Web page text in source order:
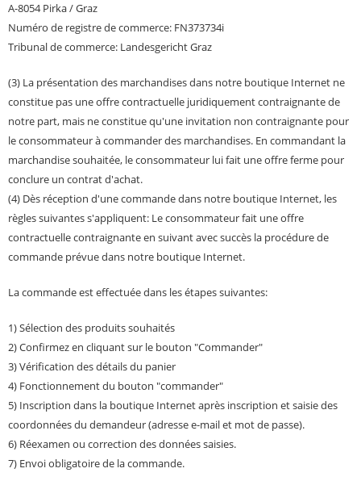
A-8054 Pirka / Graz
Numéro de registre de commerce: FN373734i
Tribunal de commerce: Landesgericht Graz
(3) La présentation des marchandises dans notre boutique Internet ne
constitue pas une offre contractuelle juridiquement contraignante de
notre part, mais ne constitue qu'une invitation non contraignante pour
le consommateur à commander des marchandises. En commandant la
marchandise souhaitée, le consommateur lui fait une offre ferme pour
conclure un contrat d'achat.
(4) Dès réception d'une commande dans notre boutique Internet, les
règles suivantes s'appliquent: Le consommateur fait une offre
contractuelle contraignante en suivant avec succès la procédure de
commande prévue dans notre boutique Internet.
La commande est effectuée dans les étapes suivantes:
1) Sélection des produits souhaités
2) Confirmez en cliquant sur le bouton "Commander"
3) Vérification des détails du panier
4) Fonctionnement du bouton "commander"
5) Inscription dans la boutique Internet après inscription et saisie des
coordonnées du demandeur (adresse e-mail et mot de passe).
6) Réexamen ou correction des données saisies.
7) Envoi obligatoire de la commande.